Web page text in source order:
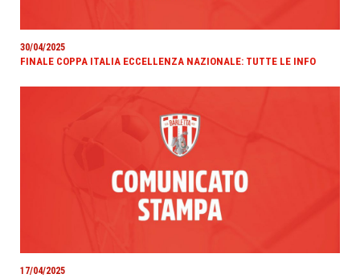
30/04/2025
FINALE COPPA ITALIA ECCELLENZA NAZIONALE: TUTTE LE INFO
17/04/2025